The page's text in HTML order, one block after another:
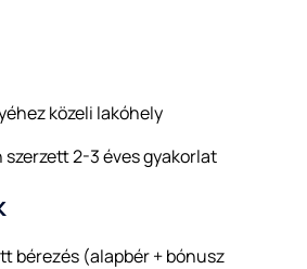
közeli lakóhely
2-3 éves gyakorlat
bérezés (alapbér + bónusz